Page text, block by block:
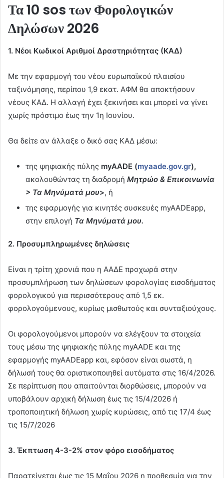
Τα 10 sos των Φορολογικών
Δηλώσων 2026
1. Νέοι Κωδικοί Αριθμοί Δραστηριότητας (ΚΑΔ)
Με την εφαρμογή του νέου ευρωπαϊκού πλαισίου
ταξινόμησης, περίπου 1,9 εκατ. ΑΦΜ θα αποκτήσουν
νέους ΚΑΔ. Η αλλαγή έχει ξεκινήσει και μπορεί να γίνει
χωρίς πρόστιμο έως την 1η Ιουνίου.
Θα δείτε αν άλλαξε ο δικό σας ΚΑΔ μέσω:
της ψηφιακής πύλης myAADE (myaade.gov.gr),
ακολουθώντας τη διαδρομή Μητρώο & Επικοινωνία
> Τα Μηνύματά μου>, ή
της εφαρμογής για κινητές συσκευές myAADEapp,
στην επιλογή Τα Μηνύματά μου.
2. Προσυμπληρωμένες δηλώσεις
Είναι η τρίτη χρονιά που η ΑΑΔΕ προχωρά στην
προσυμπλήρωση των δηλώσεων φορολογίας εισοδήματος
φορολογικού για περισσότερους από 1,5 εκ.
φορολογούμενους, κυρίως μισθωτούς και συνταξιούχους.
Οι φορολογούμενοι μπορούν να ελέγξουν τα στοιχεία
τους μέσω της ψηφιακής πύλης myAADE και της
εφαρμογής myAADEapp και, εφόσον είναι σωστά, η
δήλωσή τους θα οριστικοποιηθεί αυτόματα στις 16/4/2026.
Σε περίπτωση που απαιτούνται διορθώσεις, μπορούν να
υποβάλουν αρχική δήλωση έως τις 15/4/2026 ή
τροποποιητική δήλωση χωρίς κυρώσεις, από τις 17/4 έως
τις 15/7/2026
3. Έκπτωση 4-3-2% στον φόρο εισοδήματος
Παρατείνεται έως τις 15 Μαΐου 2026 η προθεσμία για την